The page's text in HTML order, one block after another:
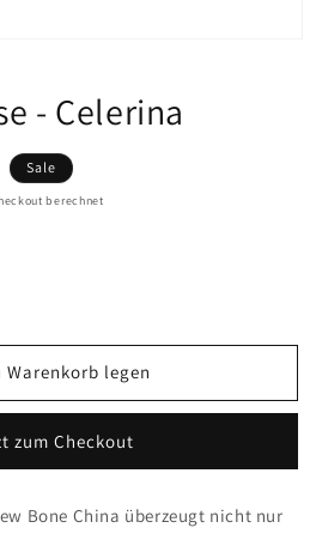
- Celerina
Sale
berechnet
Warenkorb legen
zum Checkout
Bone China überzeugt nicht nur